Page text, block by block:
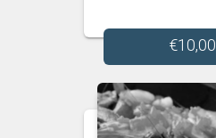
€10,00